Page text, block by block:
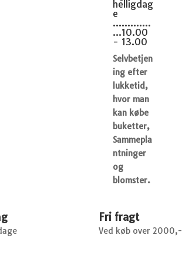
helligdag
e
.............
...10.00
- 13.00
Selvbetjen
ing efter
lukketid,
hvor man
kan købe
buketter,
Sammepla
ntninger
og
blomster.
Fri fragt
Ved køb over 2000,-